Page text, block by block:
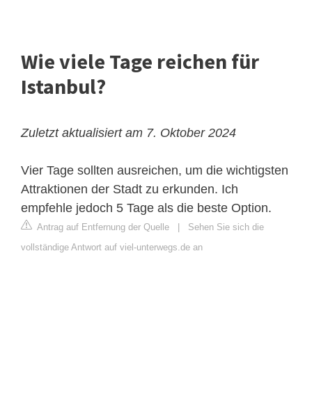
Wie viele Tage reichen für
Istanbul?
Zuletzt aktualisiert am 7. Oktober 2024
Vier Tage sollten ausreichen, um die wichtigsten
Attraktionen der Stadt zu erkunden. Ich
empfehle jedoch 5 Tage als die beste Option.
Antrag auf Entfernung der Quelle
Sehen Sie sich die
vollständige Antwort auf viel-unterwegs.de an